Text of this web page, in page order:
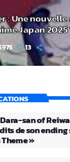
: Une
Japan 2025
13
san of
de son
Theme »